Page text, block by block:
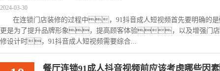
2024-03-30
在连锁门店装修的过程中，91抖音成人短视频首先要明确
更是为了提升品牌形象，提高顾客体验，以及增强
修设计时，91抖音成人短视频需要综合...
餐厅连锁91成人抖音视频前应该考虑哪些